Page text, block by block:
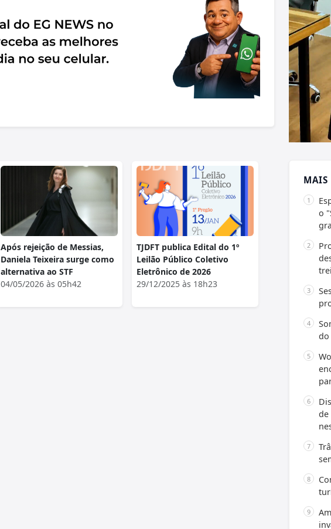
Após rejeição de Messias,
Daniela Teixeira surge como
alternativa ao STF
04/05/2026 às 05h42
TJDFT publica Edital do 1º
Leilão Público Coletivo
Eletrônico de 2026
29/12/2025 às 18h23
MAIS
o
do
de